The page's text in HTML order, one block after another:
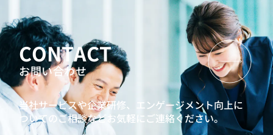
CONTACT
お問い合わせ
当社サービスや企業研修、エンゲージメント向上に
ついてのご相談などお気軽にご連絡ください。